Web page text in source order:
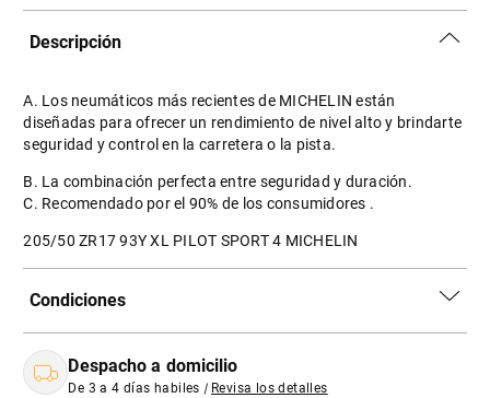
Descripción
A. Los neumáticos más recientes de MICHELIN están
diseñadas para ofrecer un rendimiento de nivel alto y brindarte
seguridad y control en la carretera o la pista.
B. La combinación perfecta entre seguridad y duración.
C. Recomendado por el 90% de los consumidores .
205/50 ZR17 93Y XL PILOT SPORT 4 MICHELIN
Condiciones
Despacho a domicilio
De 3 a 4 días habiles | Revisa los detalles